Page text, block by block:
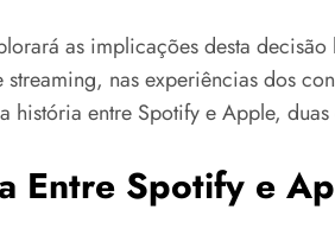
as implicações desta
nas experiências dos
história entre Spotify e Apple,
Entre Spotify e